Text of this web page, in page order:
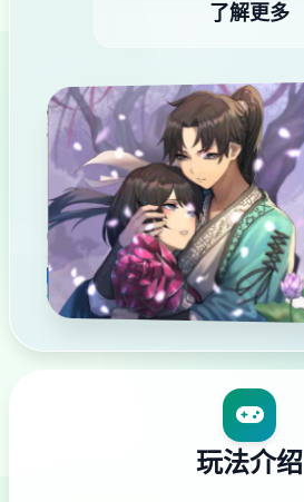
了解更多
玩法介绍